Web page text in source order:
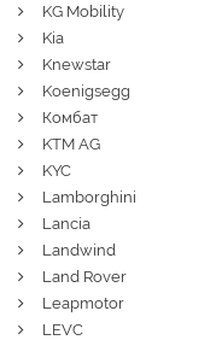
KG Mobility
Kia
Knewstar
Koenigsegg
Комбат
KTM AG
KYC
Lamborghini
Lancia
Landwind
Land Rover
Leapmotor
LEVC